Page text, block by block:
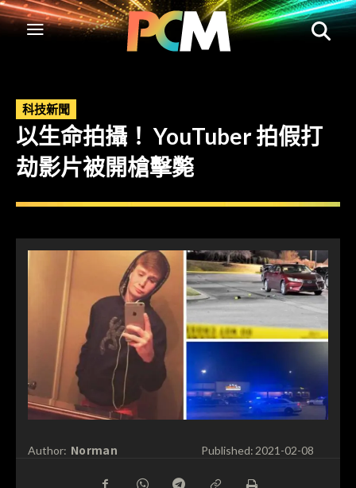
科技新聞
以生命拍攝！ YouTuber 拍假打
劫影片被開槍擊斃
Author: Norman Published: 2021-02-08